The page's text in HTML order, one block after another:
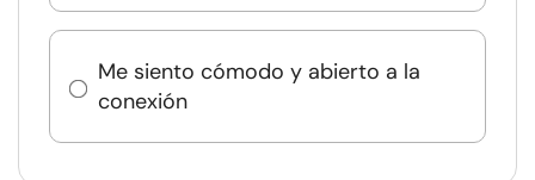
Me siento cómodo y abierto a la
conexión